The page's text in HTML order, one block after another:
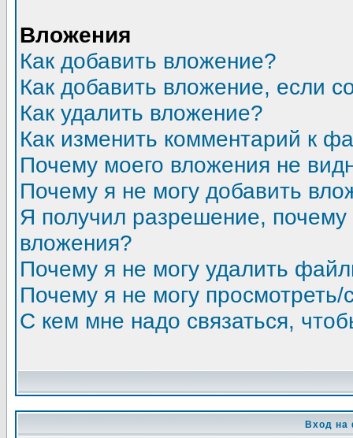
Вложения
Как добавить вложение?
Как добавить вложение, если
Как удалить вложение?
Как изменить комментарий к
Почему моего вложения не
Почему я не могу добавить
Я получил разрешение,
вложения?
Почему я не могу удалить
Почему я не могу просмотреть/
С кем мне надо связаться,
Вход на